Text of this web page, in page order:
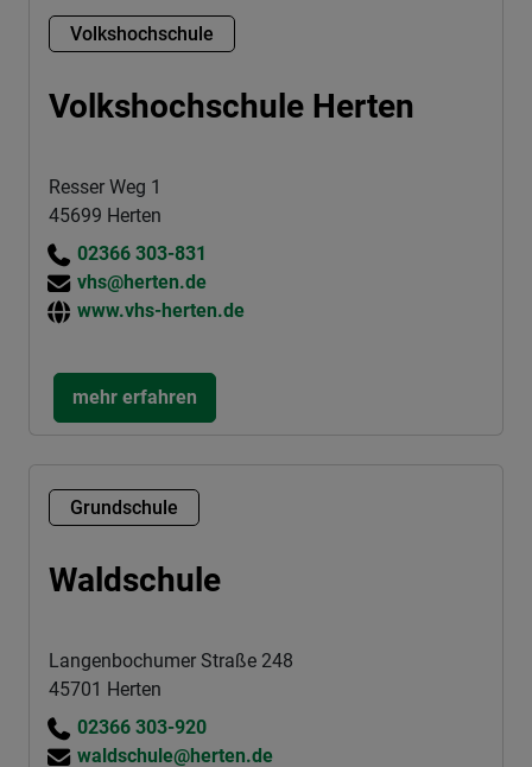
Volkshochschule
Volkshochschule Herten
Resser Weg 1
45699 Herten
02366 303-831
vhs@herten.de
www.vhs-herten.de
mehr erfahren
Grundschule
Waldschule
Langenbochumer Straße 248
45701 Herten
02366 303-920
waldschule@herten.de